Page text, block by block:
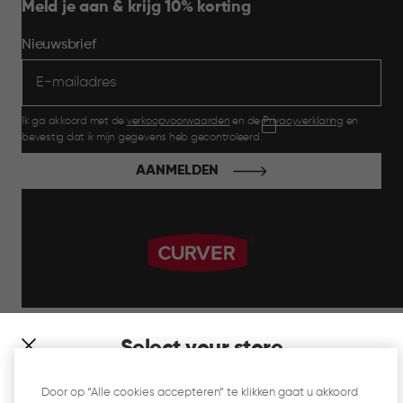
Select your store
which store would you like to shop?
Meld je aan & krijg 10% korting
Nieuwsbrief
Ik ga akkoord met de verkoopvoorwaarden en dePrivacyverklaring en
bevestig dat ik mijn gegevens heb gecontroleerd.
AANMELDEN
Door op “Alle cookies accepteren” te klikken gaat u akkoord